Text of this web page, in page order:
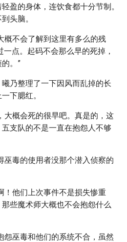
盈的身体，连饮食都十分节制。
头脑。
概不会了解到这里有多么的残
点。起码不会那么早的死掉，
。”
乃整理了一下因风而乱掉的长
下腮红。
大概会死的很早吧。真是的，这
支队的不是一直在抱怨人不够
巫毒的使用者没那个潜入侦察的
！他们上次事件不是损失惨重
些魔术师大概也不会抱怨什么
怨巫毒和他们的系统不合，虽然